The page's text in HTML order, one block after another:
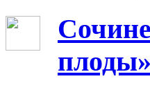
плоды»